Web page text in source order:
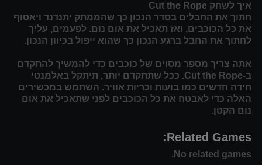
איך לשחק Cut the Rope
חתוך את החבלים בסדר הנכון כך שהממתק יתנדנד ויאסוף
את כל הכוכבים, ואז תאכיל את אום נום. לפעמים, עליך
לחתוך את החבל ברגע הנכון כך שהוא ייפול בכיוון הנכון.
אתה צריך מספר מסוים של כוכבים כדי להמשיך להתקדם
ב-Cut the Rope. ככל שתתקדם יותר, תיתקל באלמנטי
חידה חדשים כמו בועות וכריות אוויר. השתמש במכשירים
האלה כדי לאבטח את כל הכוכבים לפני שתאכיל את אום
נום הקטן.
Related Games:
No related games.